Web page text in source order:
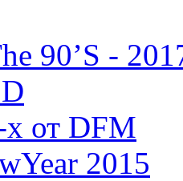
90’S -
х от DFM
2015